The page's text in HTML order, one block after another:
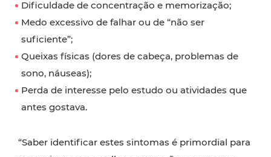
Dificuldade de concentração e memorização;
Medo excessivo de falhar ou de “não ser
suficiente”;
Queixas físicas (dores de cabeça, problemas de
sono, náuseas);
Perda de interesse pelo estudo ou atividades que
antes gostava.
“Saber identificar estes sintomas é primordial para